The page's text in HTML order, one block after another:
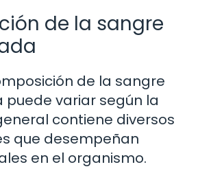
de la sangre
de la sangre
variar según la
contiene diversos
que desempeñan
en el organismo.